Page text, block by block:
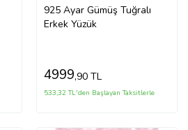
925 Ayar Gümüş Tuğralı
Erkek Yüzük
4999,90 TL
533,32 TL'den Başlayan Taksitlerle